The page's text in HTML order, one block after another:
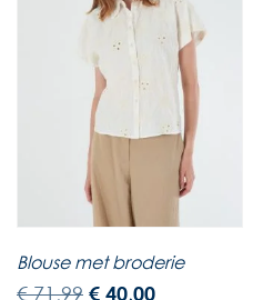
Blouse met broderie
€71,99 € 40,00